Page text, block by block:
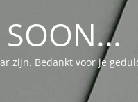
zijn. Bedankt voor je